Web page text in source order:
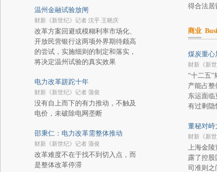
温州金融试验放闸
财新《新世纪》记者 沈乎 王晓庆
改革方案回避或模糊利率市场化、
开放民营银行这两项外界期待颇高
的尝试，实施细则的制定和落实，
将决定温州试验的真实效果
电力改革蹉跎十年
财新《新世纪》记者 蒲俊
没有自上而下的有力推动，不触及
电价，未破除电网垄断
邵秉仁：电力改革需整体推动
财新《新世纪》记者 蒲俊
改革难度不在于找不到切入点，而
是整体改革停滞
得合法居
商业
煤炭重心
财新《新
“十二五
产能占
东运面
有过剩隐
董秘对峙
财新《新
上海金陵
露了控
司准则之